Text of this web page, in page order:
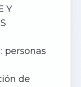
Y
personas
de